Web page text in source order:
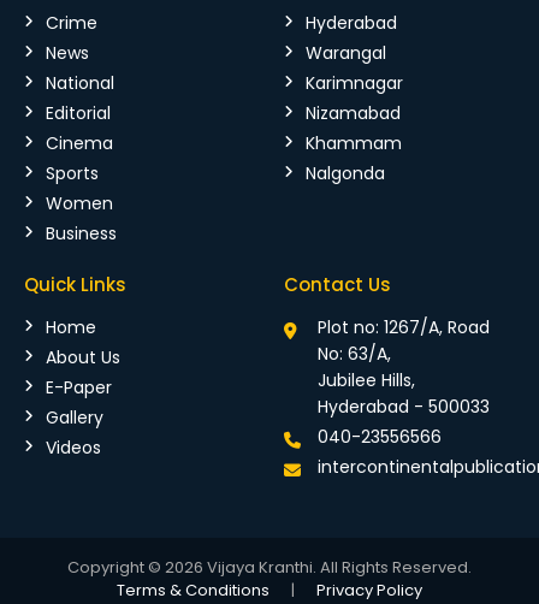
Crime
News
National
Editorial
Cinema
Sports
Women
Business
Hyderabad
Warangal
Karimnagar
Nizamabad
Khammam
Nalgonda
Quick Links
Home
About Us
E-Paper
Gallery
Videos
Contact Us
Plot no: 1267/A, Road
No: 63/A,
Jubilee Hills,
Hyderabad - 500033
040-23556566
Copyright © 2026 Vijaya Kranthi. All Rights Reserved.
Terms & Conditions
| Privacy Policy